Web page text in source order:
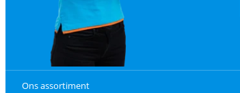
Ons assortiment